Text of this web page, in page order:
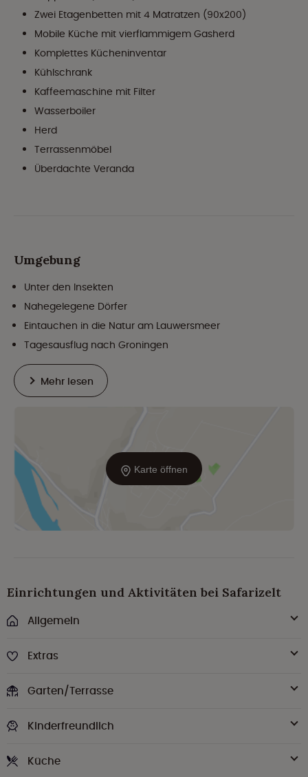
Zwei Etagenbetten mit 4 Matratzen (90x200)
Mobile Küche mit vierflammigem Gasherd
Komplettes Kücheninventar
Kühlschrank
Kaffeemaschine mit Filter
Wasserboiler
Herd
Terrassenmöbel
Überdachte Veranda
Karte öffnen
Umgebung
Unter den Insekten
Nahegelegene Dörfer
Eintauchen in die Natur am Lauwersmeer
Tagesausflug nach Groningen
Mehr lesen
Einrichtungen und Aktivitäten bei Safarizelt
Allgemein
Extras
Garten/Terrasse
Kinderfreundlich
Küche